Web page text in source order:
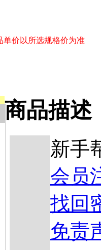
单价以所选规格价为准
商品描述
新手
会员
找回
免责